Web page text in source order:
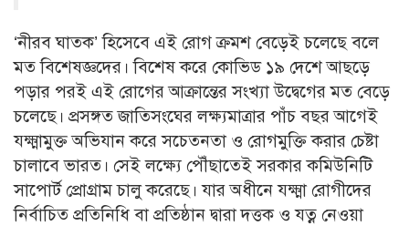
‘নীরব ঘাতক’ হিসেবে এই রোগ ক্রমশ বেড়েই চলেছে বলে
মত বিশেষজ্ঞদের। বিশেষ করে কোভিড ১৯ দেশে আছড়ে
পড়ার পরই এই রোগের আক্রান্তের সংখ্যা উদ্বেগের মত বেড়ে
চলেছে। প্রসঙ্গত জাতিসংঘের লক্ষ্যমাত্রার পাঁচ বছর আগেই
যক্ষ্মামুক্ত অভিযান করে সচেতনতা ও রোগমুক্তি করার চেষ্টা
চালাবে ভারত। সেই লক্ষ্যে পৌঁছাতেই সরকার কমিউনিটি
সাপোর্ট প্রোগ্রাম চালু করেছে। যার অধীনে যক্ষ্মা রোগীদের
নির্বাচিত প্রতিনিধি বা প্রতিষ্ঠান দ্বারা দত্তক ও যত্ন নেওয়া